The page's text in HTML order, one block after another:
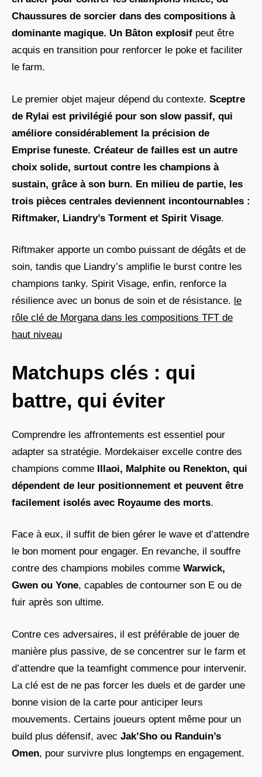
Chaussures de sorcier dans des compositions à
dominante magique. Un Bâton explosif peut être
acquis en transition pour renforcer le poke et faciliter
le farm.
Le premier objet majeur dépend du contexte. Sceptre
de Rylai est privilégié pour son slow passif, qui
améliore considérablement la précision de
Emprise funeste. Créateur de failles est un autre
choix solide, surtout contre les champions à
sustain, grâce à son burn. En milieu de partie, les
trois pièces centrales deviennent incontournables :
Riftmaker, Liandry’s Torment et Spirit Visage.
Riftmaker apporte un combo puissant de dégâts et de
soin, tandis que Liandry’s amplifie le burst contre les
champions tanky. Spirit Visage, enfin, renforce la
résilience avec un bonus de soin et de résistance. le
rôle clé de Morgana dans les compositions TFT de
haut niveau
Matchups clés : qui
battre, qui éviter
Comprendre les affrontements est essentiel pour
adapter sa stratégie. Mordekaiser excelle contre des
champions comme Illaoi, Malphite ou Renekton, qui
dépendent de leur positionnement et peuvent être
facilement isolés avec Royaume des morts.
Face à eux, il suffit de bien gérer le wave et d’attendre
le bon moment pour engager. En revanche, il souffre
contre des champions mobiles comme Warwick,
Gwen ou Yone, capables de contourner son E ou de
fuir après son ultime.
Contre ces adversaires, il est préférable de jouer de
manière plus passive, de se concentrer sur le farm et
d’attendre que la teamfight commence pour intervenir.
La clé est de ne pas forcer les duels et de garder une
bonne vision de la carte pour anticiper leurs
mouvements. Certains joueurs optent même pour un
build plus défensif, avec Jak’Sho ou Randuin’s
Omen, pour survivre plus longtemps en engagement.